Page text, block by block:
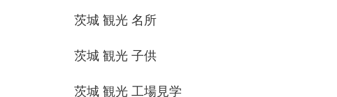
茨城 観光 名所
茨城 観光 子供
茨城 観光 工場見学